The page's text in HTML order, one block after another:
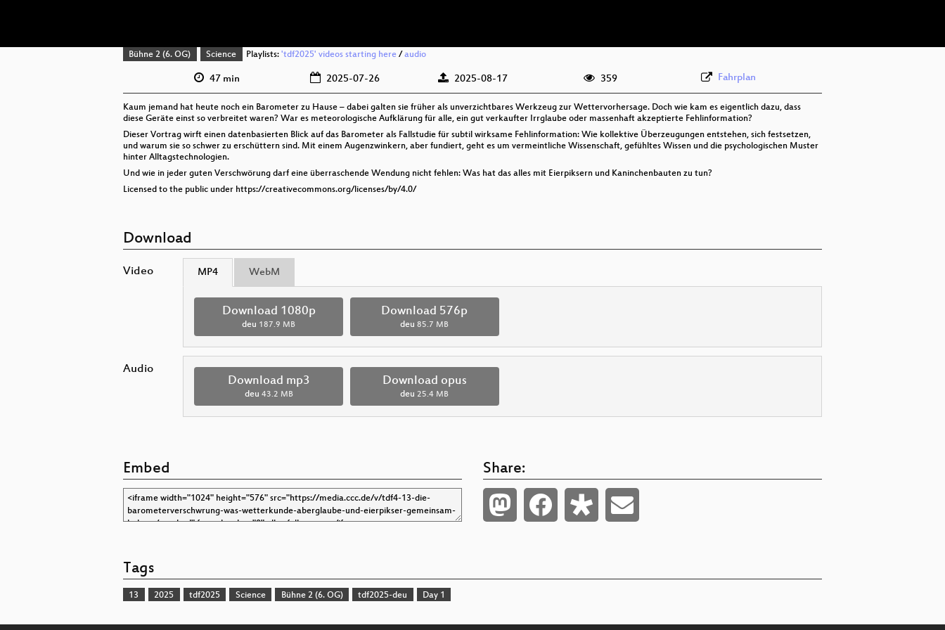
Bühne 2 (6. OG) Science Playlists: 'tdf2025' videos starting here/ audio
47 min 2025-07-26 2025-08-17 359 Fahrplan
Kaum jemand hat heute noch ein Barometer zu Hause – dabei galten sie früher als unverzichtbares Werkzeug zur Wettervorhersage. Doch wie kam es eigentlich dazu, dass
diese Geräte einst so verbreitet waren? War es meteorologische Aufklärung für alle, ein gut verkaufter Irrglaube oder massenhaft akzeptierte Fehlinformation?
Dieser Vortrag wirft einen datenbasierten Blick auf das Barometer als Fallstudie für subtil wirksame Fehlinformation: Wie kollektive Überzeugungen entstehen, sich festsetzen,
und warum sie so schwer zu erschüttern sind. Mit einem Augenzwinkern, aber fundiert, geht es um vermeintliche Wissenschaft, gefühltes Wissen und die psychologischen Muster
hinter Alltagstechnologien.
Und wie in jeder guten Verschwörung darf eine überraschende Wendung nicht fehlen: Was hat das alles mit Eierpiksern und Kaninchenbauten zu tun?
Licensed to the public under https://creativecommons.org/licenses/by/4.0/
Download
Video MP4 WebM
Download 1080p
deu 187.9 MB
Download 576p
deu 85.7 MB
Audio
Download mp3
deu 43.2 MB
Download opus
deu 25.4 MB
Embed Share:
Tags
13 2025 tdf2025 Science Bühne 2 (6. OG) tdf2025-deu Day 1